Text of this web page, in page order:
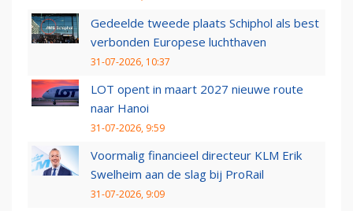
Gedeelde tweede plaats Schiphol als best
verbonden Europese luchthaven
31-07-2026, 10:37
LOT opent in maart 2027 nieuwe route
naar Hanoi
31-07-2026, 9:59
Voormalig financieel directeur KLM Erik
Swelheim aan de slag bij ProRail
31-07-2026, 9:09